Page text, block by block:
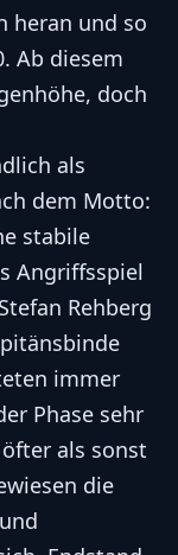
heran und so
Ab diesem
doch
als
dem Motto:
stabile
Angriffsspiel
Rehberg
immer
Phase sehr
als sonst
die